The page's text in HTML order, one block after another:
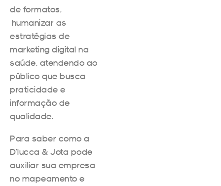
de formatos,
humanizar as
estratégias de
marketing digital na
saúde, atendendo ao
público que busca
praticidade e
informação de
qualidade.
Para saber como a
D’lucca & Jota pode
auxiliar sua empresa
no mapeamento e